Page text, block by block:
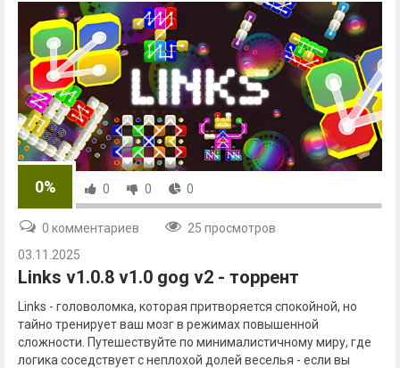
0% 0 0 0
0 комментариев
25 просмотров
03.11.2025
Links v1.0.8 v1.0 gog v2 - торрент
Links - головоломка, которая притворяется спокойной, но
тайно тренирует ваш мозг в режимах повышенной
сложности. Путешествуйте по минималистичному миру, где
логика соседствует с неплохой долей веселья - если вы